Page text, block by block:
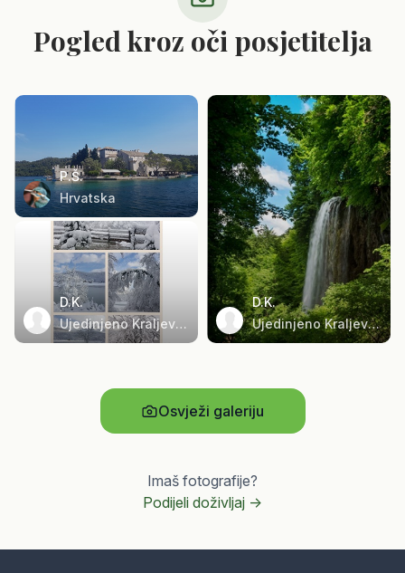
Pogled kroz oči posjetitelja
P.Š.
Hrvatska
D.K.
Ujedinjeno Kraljevstvo
D.K.
Ujedinjeno Kraljevstvo
Osvježi galeriju
Imaš fotografije?
Podijeli doživljaj ->